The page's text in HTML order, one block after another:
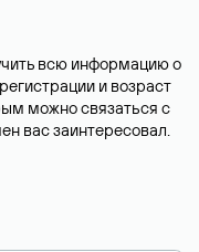
всю информацию о
и возраст
можно связаться с
вас заинтересовал.